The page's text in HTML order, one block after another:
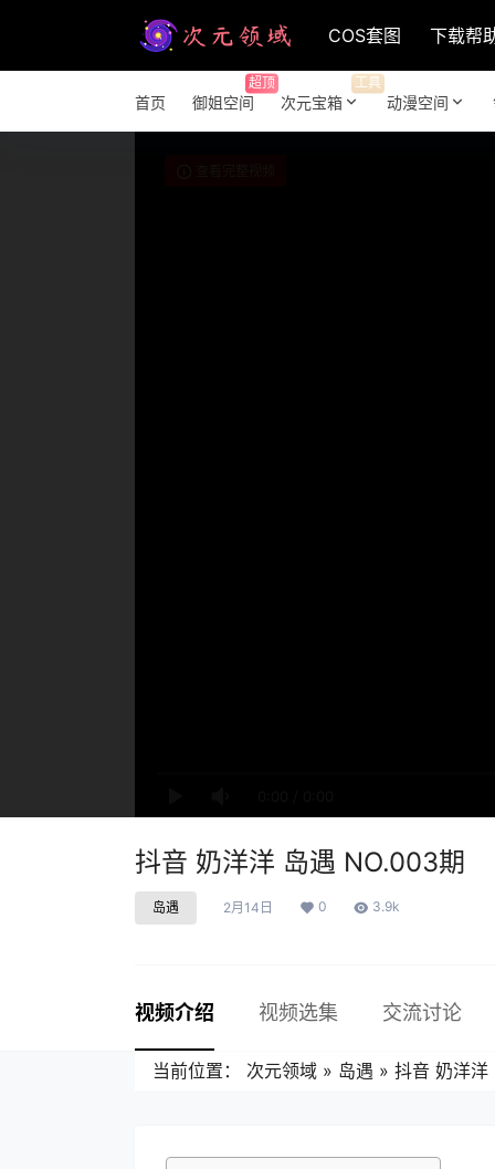
COS套图 下载帮
首页 御姐空间
超顶
次元宝箱
工具
动漫空间
抖音 奶洋洋 岛遇 NO.003期
岛遇 2月14日 0 3.9k
视频介绍 视频选集 交流讨论
当前位置： 次元领域 » 岛遇 » 抖音 奶洋